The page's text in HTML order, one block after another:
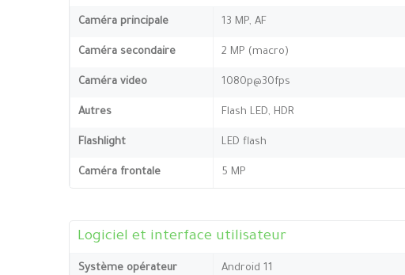
Caméra principale 13 MP, AF
Caméra secondaire 2 MP (macro)
Caméra video 1080p@30fps
Autres Flash LED, HDR
Flashlight LED flash
Caméra frontale 5 MP
Logiciel et interface utilisateur
Système opérateur Android 11